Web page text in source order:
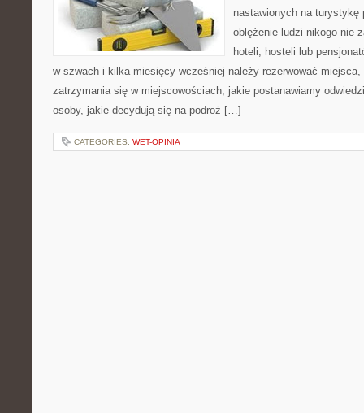
nastawionych na turystykę
oblężenie ludzi nikogo nie
hoteli, hosteli lub
w szwach i kilka miesięcy wcześniej należy rezerwować
zatrzymania się w miejscowościach, jakie postanawiamy
osoby, jakie decydują się na podroż […]
CATEGORIES: WET-OPINIA